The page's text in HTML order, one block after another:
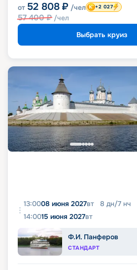
от 52 808 ₽ /чел
57 400₽ /чел
+2 027
Выбрать круиз
13:0008 июня 2027вт 8 дн/7 нч
14:0015 июня 2027вт
Ф.И. Панферов
СТАНДАРТ